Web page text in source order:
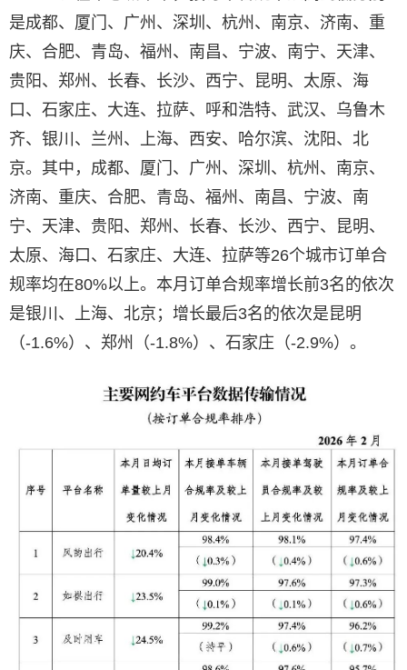
是成都、厦门、广州、深圳、杭州、南京、济南、重
庆、合肥、青岛、福州、南昌、宁波、南宁、天津、
贵阳、郑州、长春、长沙、西宁、昆明、太原、海
口、石家庄、大连、拉萨、呼和浩特、武汉、乌鲁木
齐、银川、兰州、上海、西安、哈尔滨、沈阳、北
京。其中，成都、厦门、广州、深圳、杭州、南京、
济南、重庆、合肥、青岛、福州、南昌、宁波、南
宁、天津、贵阳、郑州、长春、长沙、西宁、昆明、
太原、海口、石家庄、大连、拉萨等26个城市订单合
规率均在80%以上。本月订单合规率增长前3名的依次
是银川、上海、北京；增长最后3名的依次是昆明
（-1.6%）、郑州（-1.8%）、石家庄（-2.9%）。